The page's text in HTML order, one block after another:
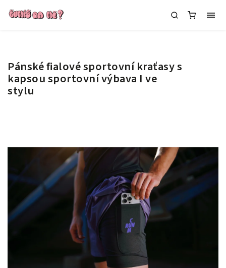
Pánské fialové sportovní kraťasy s
kapsousportovní výbava I ve
stylu